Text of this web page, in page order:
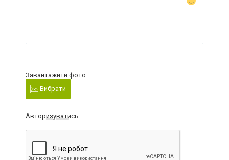
Завантажити фото:
Вибрати
Авторизуватись